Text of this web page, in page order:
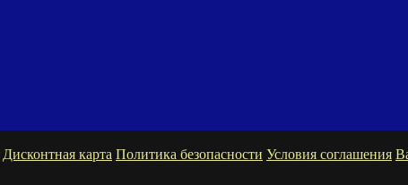
Дисконтная карта Политика безопасности Условия соглашения